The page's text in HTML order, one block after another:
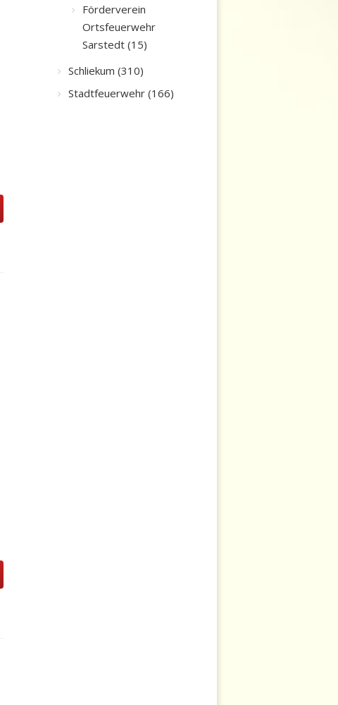
Förderverein
Ortsfeuerwehr
Sarstedt (15)
Schliekum (310)
Stadtfeuerwehr (166)